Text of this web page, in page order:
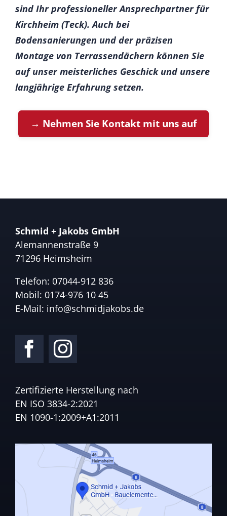
sind Ihr professioneller Ansprechpartner für
Kirchheim (Teck). Auch bei
Bodensanierungen und der präzisen
Montage von Terrassendächern können Sie
auf unser meisterliches Geschick und unsere
langjährige Erfahrung setzen.
→ Nehmen Sie Kontakt mit uns auf
Schmid + Jakobs GmbH
Alemannenstraße 9
71296 Heimsheim
Telefon: 07044-912 836
Mobil: 0174-976 10 45
E-Mail: info@schmidjakobs.de
Zertifizierte Herstellung nach
EN ISO 3834-2:2021
EN 1090-1:2009+A1:2011